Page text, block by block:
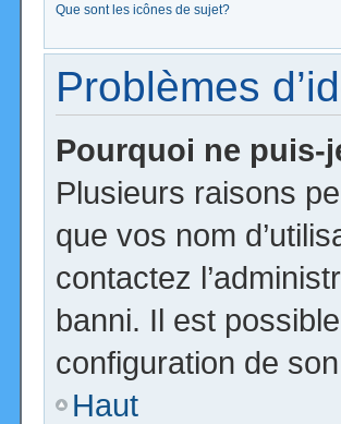
Que sont les icônes de sujet?
Problèmes
Pourquoi ne puis-
Plusieurs raisons
que vos nom
contactez
banni. Il est
configuration de
Haut